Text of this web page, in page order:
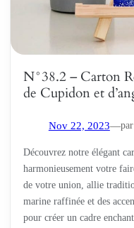
N°38.2 – Carton
de Cupidon et
Nov 22, 2023—par
Découvrez notre élégant
harmonieusement votre
de votre union, allie
marine raffinée et des
pour créer un cadre